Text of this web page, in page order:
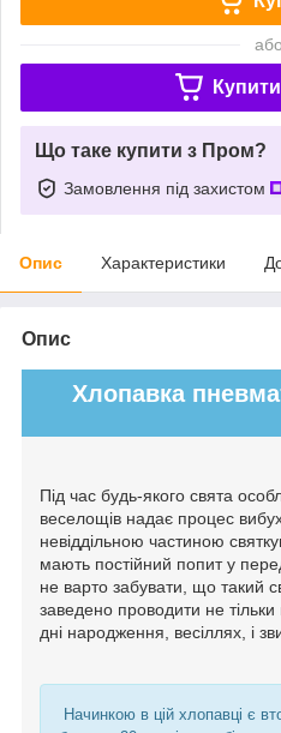
або
Що таке купити з Пром?
Замовлення під захистом
Опис Характеристики
Опис
Хлопавка
Під час будь-якого свята
веселощів надає процес
невіддільною частиною
мають постійний попит у
не варто забувати, що такий
заведено проводити не тільки
дні народження, весіллях, і
Начинкою в цій хлопавці є